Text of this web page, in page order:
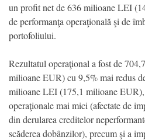
un profit net de 636 milioane LEI
de performanţa operaţională şi de
portofoliului.
Rezultatul operaţional a fost de
milioane EUR) cu 9,5% mai redus
milioane LEI (175,1 milioane
operaţionale mai mici (afectate de
din derularea creditelor
scăderea dobânzilor), precum şi a